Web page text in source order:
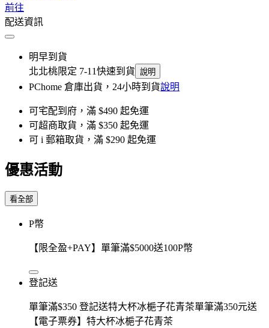
前往
配送資訊
明早到貨
北北桃限定 7-11快速到貨 說明
PChome 倉庫出貨，24小時到貨說明
可宅配到府，滿 $490 起免運
可超商取貨，滿 $350 起免運
可 i 郵箱取貨，滿 $290 起免運
優惠活動
看全部
P幣
【限全盈+PAY】單筆滿$5000送100P幣
登記送
單筆滿$350 登記送特大杯冰梔子花青茶單筆滿350元送
【電子票券】特大杯冰梔子花青茶